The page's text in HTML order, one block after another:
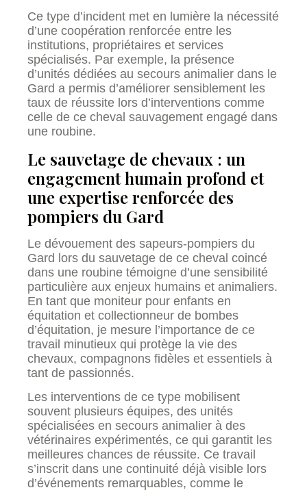
Ce type d’incident met en lumière la nécessité
d’une coopération renforcée entre les
institutions, propriétaires et services
spécialisés. Par exemple, la présence
d’unités dédiées au secours animalier dans le
Gard a permis d’améliorer sensiblement les
taux de réussite lors d’interventions comme
celle de ce cheval sauvagement engagé dans
une roubine.
Le sauvetage de chevaux : un
engagement humain profond et
une expertise renforcée des
pompiers du Gard
Le dévouement des sapeurs-pompiers du
Gard lors du sauvetage de ce cheval coincé
dans une roubine témoigne d’une sensibilité
particulière aux enjeux humains et animaliers.
En tant que moniteur pour enfants en
équitation et collectionneur de bombes
d’équitation, je mesure l’importance de ce
travail minutieux qui protège la vie des
chevaux, compagnons fidèles et essentiels à
tant de passionnés.
Les interventions de ce type mobilisent
souvent plusieurs équipes, des unités
spécialisées en secours animalier à des
vétérinaires expérimentés, ce qui garantit les
meilleures chances de réussite. Ce travail
s’inscrit dans une continuité déjà visible lors
d’événements remarquables, comme le